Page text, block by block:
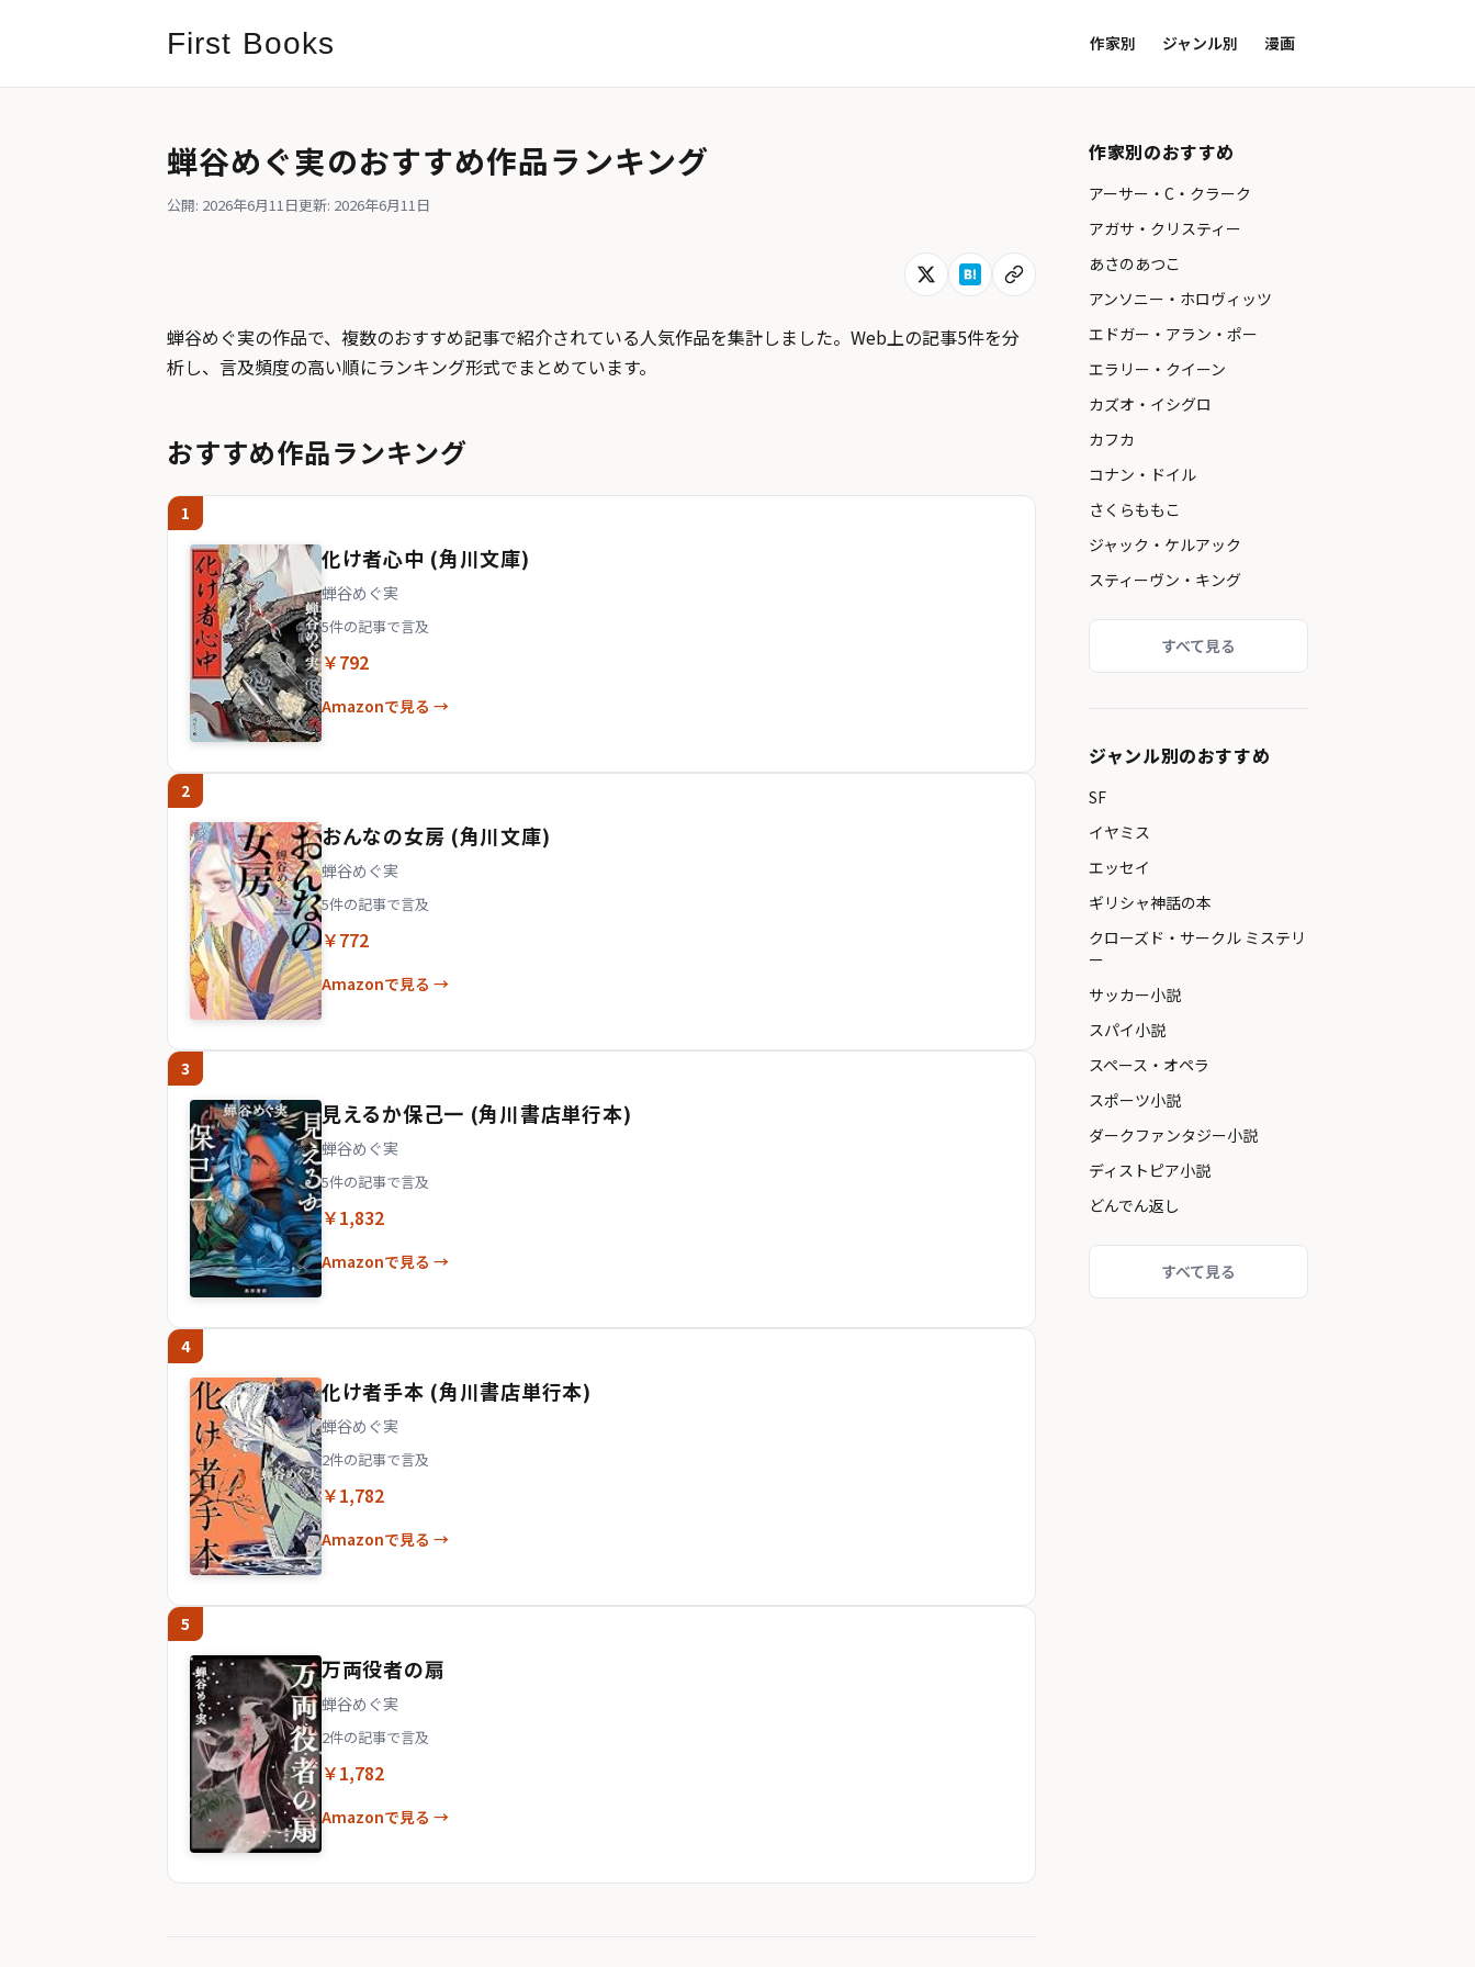
First Books 作家別 ジャンル別 漫画
蝉谷めぐ実のおすすめ作品ランキング
公開: 2026年6月11日更新: 2026年6月11日
蝉谷めぐ実の作品で、複数のおすすめ記事で紹介されている人気作品を集計しました。Web上の記事5件を分
析し、言及頻度の高い順にランキング形式でまとめています。
おすすめ作品ランキング
1
化け者心中 (角川文庫)
蝉谷めぐ実
5件の記事で言及
￥792
Amazonで見る →
2
おんなの女房 (角川文庫)
蝉谷めぐ実
5件の記事で言及
￥772
Amazonで見る →
3
見えるか保己一 (角川書店単行本)
蝉谷めぐ実
5件の記事で言及
￥1,832
Amazonで見る →
4
化け者手本 (角川書店単行本)
蝉谷めぐ実
2件の記事で言及
￥1,782
Amazonで見る →
5
万両役者の扇
蝉谷めぐ実
2件の記事で言及
￥1,782
Amazonで見る →
作家別のおすすめ
アーサー・C・クラーク
アガサ・クリスティー
あさのあつこ
アンソニー・ホロヴィッツ
エドガー・アラン・ポー
エラリー・クイーン
カズオ・イシグロ
カフカ
コナン・ドイル
さくらももこ
ジャック・ケルアック
スティーヴン・キング
すべて見る
ジャンル別のおすすめ
SF
イヤミス
エッセイ
ギリシャ神話の本
クローズド・サークル ミステリ
ー
サッカー小説
スパイ小説
スペース・オペラ
スポーツ小説
ダークファンタジー小説
ディストピア小説
どんでん返し
すべて見る